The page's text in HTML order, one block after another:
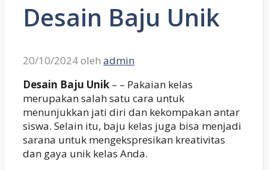
Desain Baju Unik
20/10/2024oleh admin
Desain Baju Unik – – Pakaian kelas
merupakan salah satu cara untuk
menunjukkan jati diri dan kekompakan antar
siswa. Selain itu, baju kelas juga bisa menjadi
sarana untuk mengekspresikan kreativitas
dan gaya unik kelas Anda.